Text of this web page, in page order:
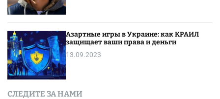
Азартные игры в Украине: как КРАИЛ
защищает ваши права и деньги
13.09.2023
СЛЕДИТЕ ЗА НАМИ